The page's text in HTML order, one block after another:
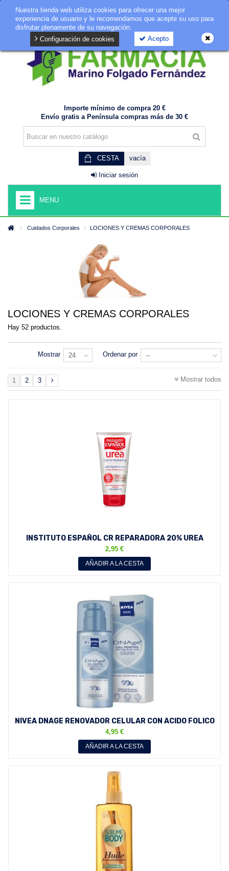
Nuestra tienda web utiliza cookies para ofrecer una mejor
experiencia de usuario y le recomendamos que acepte su uso para
disfrutar plenamente de su navegación.
Acepto
Configuración de cookies
GDPR
Importe mínimo de compra 20 €
Envío gratis a Península compras más de 30 €
CESTA vacía
Iniciar sesión
MENU
Cuidados Corporales LOCIONES Y CREMAS CORPORALES
LOCIONES Y CREMAS CORPORALES
Hay 52 productos.
Ordenar por --
Mostrar 24
Mostrar todos
1 2 3
INSTITUTO ESPAÑOL CR REPARADORA 20% UREA
P/ASPERA O SECA...
2,95 €
AÑADIR A LA CESTA
NIVEA DNAGE RENOVADOR CELULAR CON ACIDO FOLICO
150 ML
4,95 €
AÑADIR A LA CESTA